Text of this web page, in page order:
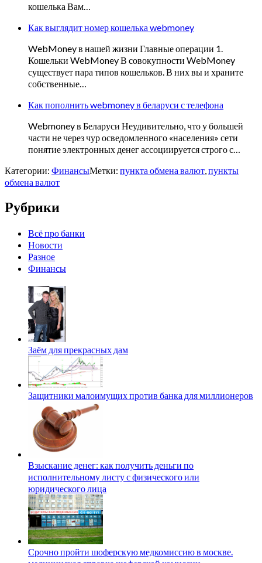
кошелька Вам…
Как выглядит номер кошелька webmoney
WebMoney в нашей жизни Главные операции 1.
Кошельки WebMoney В совокупности WebMoney
существует пара типов кошельков. В них вы и храните
собственные…
Как пополнить webmoney в беларуси с телефона
Webmoney в Беларуси Неудивительно, что у большей
части не через чур осведомленного «населения» сети
понятие электронных денег ассоциируется строго с…
Категории: ФинансыМетки: пункта обмена валют,пункты
обмена валют
Рубрики
Всё про банки
Новости
Разное
Финансы
Заём для прекрасных дам
Защитники малоимущих против банка для миллионеров
Взыскание денег: как получить деньги по
исполнительному листу с физического или
юридического лица
Срочно пройти шоферскую медкомиссию в москве.